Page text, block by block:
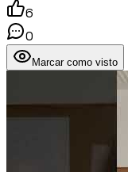
6
0
Marcar como visto